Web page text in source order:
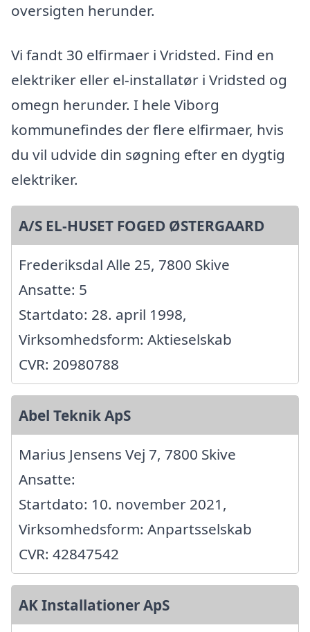
oversigten herunder.
Vi fandt 30 elfirmaer i Vridsted. Find en
elektriker eller el-installatør i Vridsted og
omegn herunder. I hele Viborg
kommunefindes der flere elfirmaer, hvis
du vil udvide din søgning efter en dygtig
elektriker.
A/S EL-HUSET FOGED ØSTERGAARD
Frederiksdal Alle 25, 7800 Skive
Ansatte: 5
Startdato: 28. april 1998,
Virksomhedsform: Aktieselskab
CVR: 20980788
Abel Teknik ApS
Marius Jensens Vej 7, 7800 Skive
Ansatte:
Startdato: 10. november 2021,
Virksomhedsform: Anpartsselskab
CVR: 42847542
AK Installationer ApS